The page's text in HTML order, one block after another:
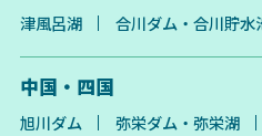
津風呂湖
合川ダム・合川貯水
中国・四国
旭川ダム 弥栄ダム・弥栄湖